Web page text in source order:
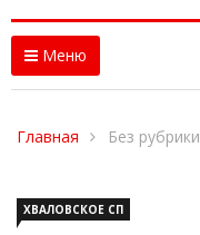
Меню
Главная Без рубрики
ХВАЛОВСКОЕ СП